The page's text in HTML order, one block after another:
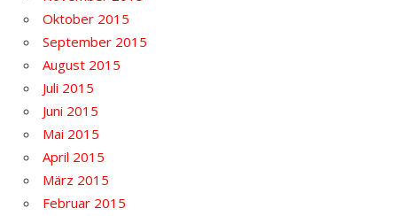
Oktober 2015
September 2015
August 2015
Juli 2015
Juni 2015
Mai 2015
April 2015
März 2015
Februar 2015